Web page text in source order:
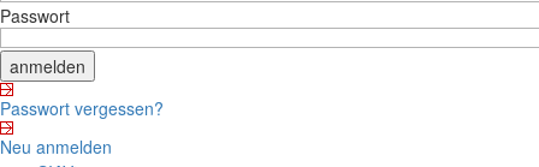
Passwort
Passwort vergessen?
Neu anmelden